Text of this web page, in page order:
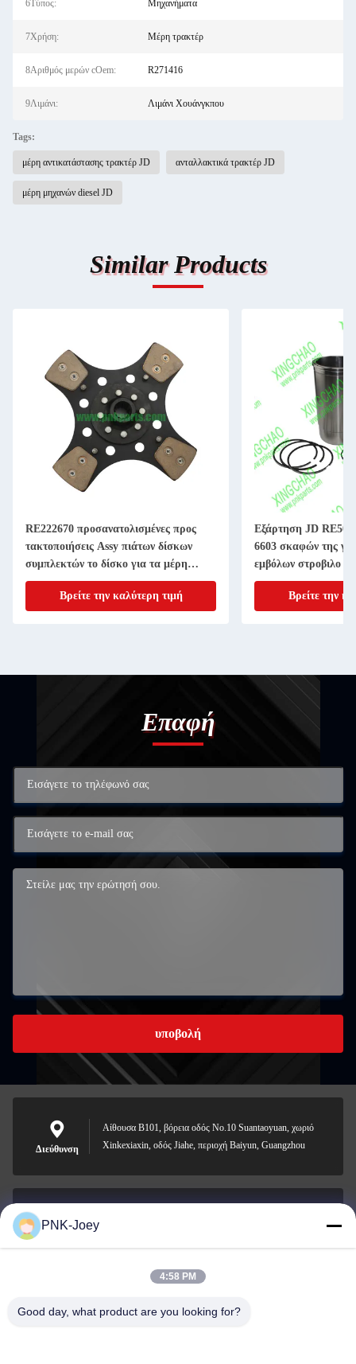
6Τύπος: Μηχανήματα
7Χρήση: Μέρη τρακτέρ
8Αριθμός μερών cOem: R271416
9Λιμάνι: Λιμάνι Χουάνγκπου
Tags:
μέρη αντικατάστασης τρακτέρ JD ανταλλακτικά τρακτέρ JD
μέρη μηχανών diesel JD
Similar Products
RE222670 προσανατολισμένες προς
τακτοποιήσεις Assy πιάτων δίσκων
συμπλεκτών το δίσκο για τα μέρη
μηχανημάτων γεωργίας 11 ίντσα 20
ΑΥΛΑΚΩΝΩΒρείτε την καλύτερη τιμή
Εξάρτηση JD
6603 σκαφών της
εμβόλων στροβιλο
4045T 6068T
Βρείτε την
Επαφή
υποβολή
Διεύθυνση
Αίθουσα B101, βόρεια οδός No.10 Suantaoyuan, χωριό
Xinkexiaxin, οδός Jiahe, περιοχή Baiyun, Guangzhou
Ηλεκτρονικό
008613580404923
PNK-Joey
4:58 PM
Good day, what product are you looking for?